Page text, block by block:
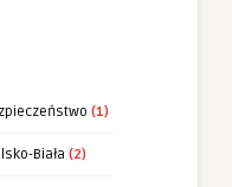
(1)
Biała (2)